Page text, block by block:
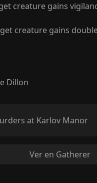
creature gains
creature gains
Dillon
at Karlov Manor
Ver en Gatherer